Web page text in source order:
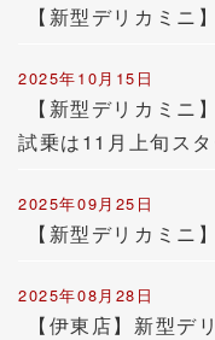
【新型デリカミニ
2025年10月15日
【新型デリカミニ
試乗は11月上旬スタ
2025年09月25日
【新型デリカミニ
2025年08月28日
【伊東店】新型デ